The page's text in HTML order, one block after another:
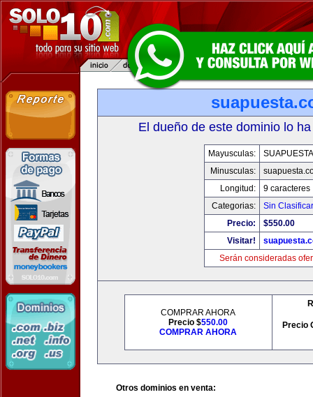
El dueño de este dominio lo
Mayusculas:
Minusculas:
Longitud:
9 caracteres
Categorias:
Sin Clasificar
Precio:
$550.00
Visitar!
Serán consideradas
COMPRAR AHORA
Precio $550.00
COMPRAR AHORA
Precio
Otros dominios en venta: